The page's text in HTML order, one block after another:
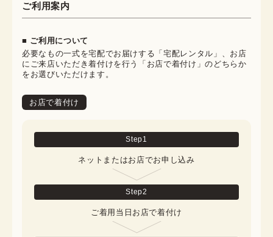
ご利用案内
■ ご利用について
必要なもの一式を宅配でお届けする「宅配レンタル」、お店
にご来店いただき着付けを行う「お店で着付け」のどちらか
をお選びいただけます。
お店で着付け
Step1
ネットまたはお店でお申し込み
Step2
ご着用当日お店で着付け